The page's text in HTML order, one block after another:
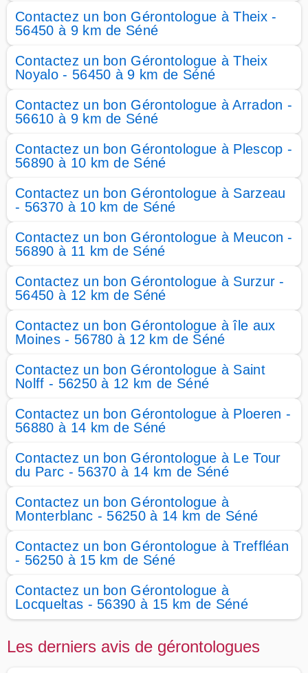
Contactez un bon Gérontologue à Theix -
56450 à 9 km de Séné
Contactez un bon Gérontologue à Theix
Noyalo - 56450 à 9 km de Séné
Contactez un bon Gérontologue à Arradon -
56610 à 9 km de Séné
Contactez un bon Gérontologue à Plescop -
56890 à 10 km de Séné
Contactez un bon Gérontologue à Sarzeau
- 56370 à 10 km de Séné
Contactez un bon Gérontologue à Meucon -
56890 à 11 km de Séné
Contactez un bon Gérontologue à Surzur -
56450 à 12 km de Séné
Contactez un bon Gérontologue à île aux
Moines - 56780 à 12 km de Séné
Contactez un bon Gérontologue à Saint
Nolff - 56250 à 12 km de Séné
Contactez un bon Gérontologue à Ploeren -
56880 à 14 km de Séné
Contactez un bon Gérontologue à Le Tour
du Parc - 56370 à 14 km de Séné
Contactez un bon Gérontologue à
Monterblanc - 56250 à 14 km de Séné
Contactez un bon Gérontologue à Treffléan
- 56250 à 15 km de Séné
Contactez un bon Gérontologue à
Locqueltas - 56390 à 15 km de Séné
Les derniers avis de gérontologues